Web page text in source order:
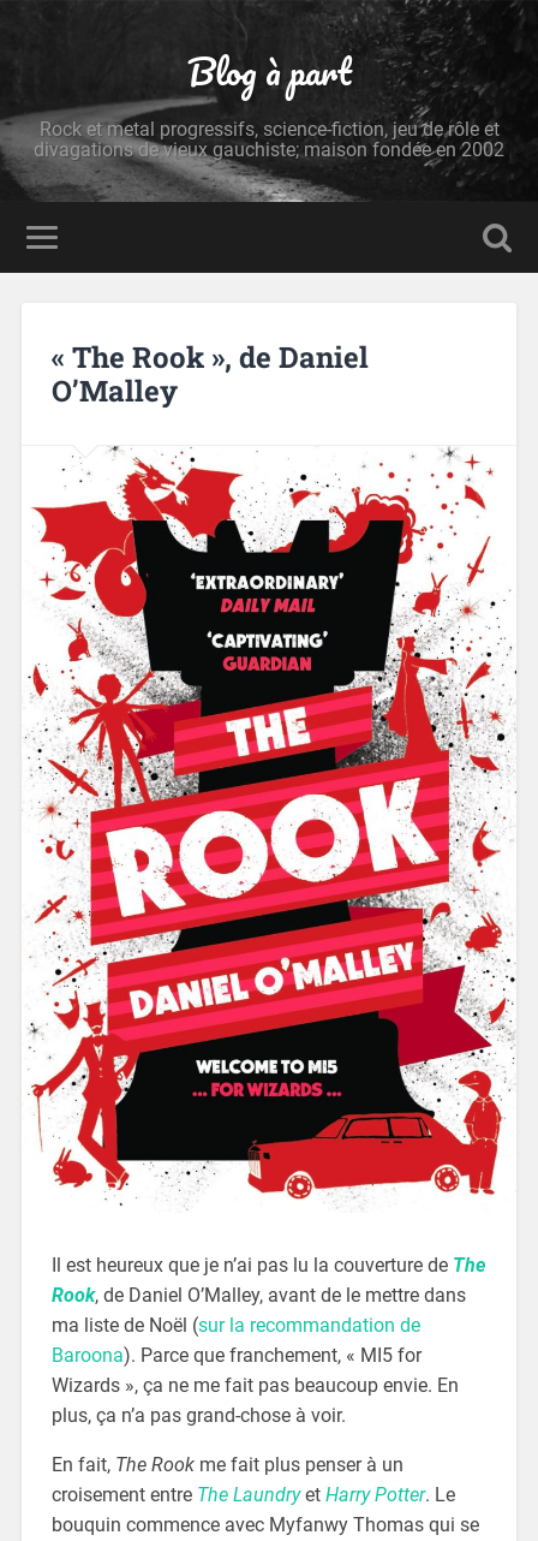
Blog à part
Rock et metal progressifs, science-fiction, jeu de rôle et
divagations de vieux gauchiste; maison fondée en 2002
« The Rook », de Daniel
O’Malley
Il est heureux que je n’ai pas lu la couverture de The
Rook, de Daniel O’Malley, avant de le mettre dans
ma liste de Noël (sur la recommandation de
Baroona). Parce que franchement, « MI5 for
Wizards », ça ne me fait pas beaucoup envie. En
plus, ça n’a pas grand-chose à voir.
En fait, The Rookme fait plus penser à un
croisement entre The Laundryet Harry Potter. Le
bouquin commence avec Myfanwy Thomas qui se